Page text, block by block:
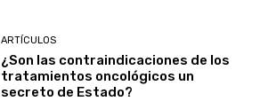
ARTÍCULOS
¿Son las contraindicaciones de los
tratamientos oncológicos un
secreto de Estado?